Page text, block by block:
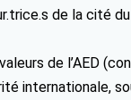
de la cité
de l’AED
internationale,